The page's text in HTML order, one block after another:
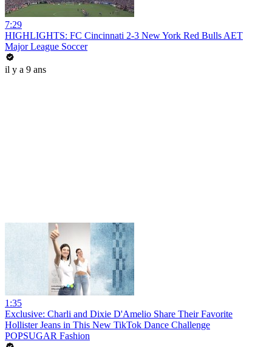
7:29
HIGHLIGHTS: FC Cincinnati 2-3 New York Red Bulls AET
Major League Soccer
il y a 9 ans
1:35
Exclusive: Charli and Dixie D'Amelio Share Their Favorite
Hollister Jeans in This New TikTok Dance Challenge
POPSUGAR Fashion